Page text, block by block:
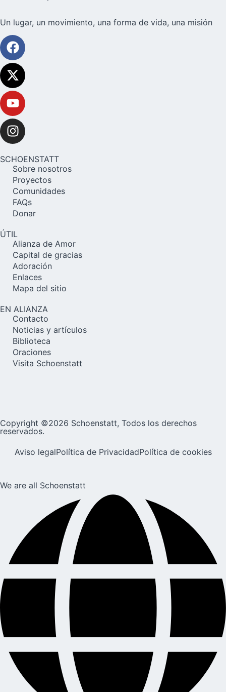
Un lugar, un movimiento, una forma de vida, una misión
SCHOENSTATT
Sobre nosotros
Proyectos
Comunidades
FAQs
Donar
ÚTIL
Alianza de Amor
Capital de gracias
Adoración
Enlaces
Mapa del sitio
EN ALIANZA
Contacto
Noticias y artículos
Biblioteca
Oraciones
Visita Schoenstatt
Copyright ©2026 Schoenstatt, Todos los derechos
reservados.
Aviso legalPolítica de PrivacidadPolítica de cookies
We are all Schoenstatt